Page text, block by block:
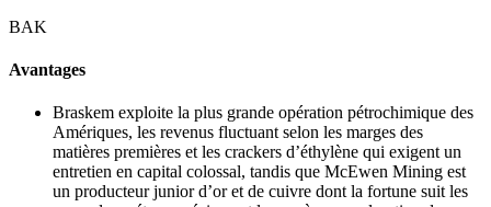
BAK
Avantages
Braskem exploite la plus grande opération pétrochimique des
Amériques, les revenus fluctuant selon les marges des
matières premières et les crackers d’éthylène qui exigent un
entretien en capital colossal, tandis que McEwen Mining est
un producteur junior d’or et de cuivre dont la fortune suit les